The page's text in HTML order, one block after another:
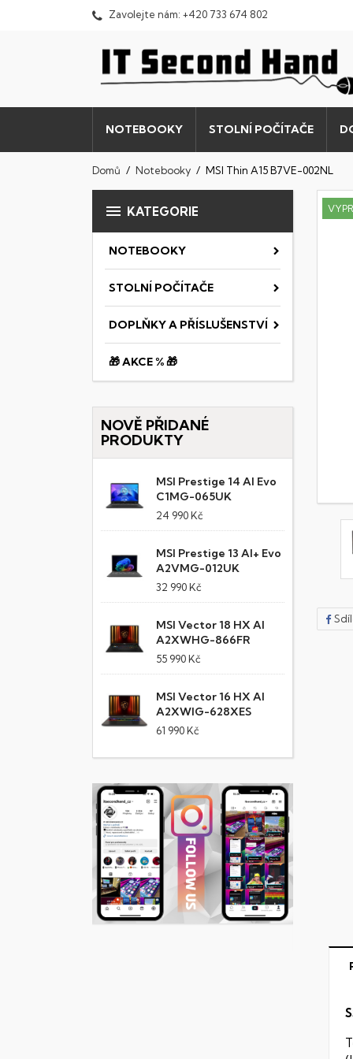
Zavolejte nám: +420 733 674 802
NOTEBOOKY STOLNÍ POČÍTAČE
Domů Notebooky MSI Thin A15 B7VE-002NL
 KATEGORIE
NOTEBOOKY
STOLNÍ POČÍTAČE
DOPLŇKY A PŘÍSLUŠENSTVÍ
🎁 AKCE % 🎁
NOVĚ PŘIDANÉ
PRODUKTY
MSI Prestige 14 AI Evo
C1MG-065UK
24 990 Kč
MSI Prestige 13 AI+ Evo
A2VMG-012UK
32 990 Kč
MSI Vector 18 HX AI
A2XWHG-866FR
55 990 Kč
MSI Vector 16 HX AI
A2XWIG-628XES
61 990 Kč